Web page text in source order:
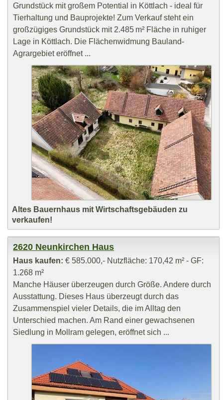
Grundstück mit großem Potential in Köttlach - ideal für
Tierhaltung und Bauprojekte! Zum Verkauf steht ein
großzügiges Grundstück mit 2.485 m² Fläche in ruhiger
Lage in Köttlach. Die Flächenwidmung Bauland-
Agrargebiet eröffnet ...
Altes Bauernhaus mit Wirtschaftsgebäuden zu
verkaufen!
2620 Neunkirchen Haus
Haus kaufen: € 585.000,- Nutzfläche: 170,42 m² - GF:
1.268 m²
Manche Häuser überzeugen durch Größe. Andere durch
Ausstattung. Dieses Haus überzeugt durch das
Zusammenspiel vieler Details, die im Alltag den
Unterschied machen. Am Rand einer gewachsenen
Siedlung in Mollram gelegen, eröffnet sich ...